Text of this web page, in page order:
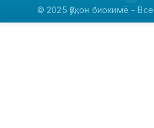
© 2025 Қўқон биокимё -